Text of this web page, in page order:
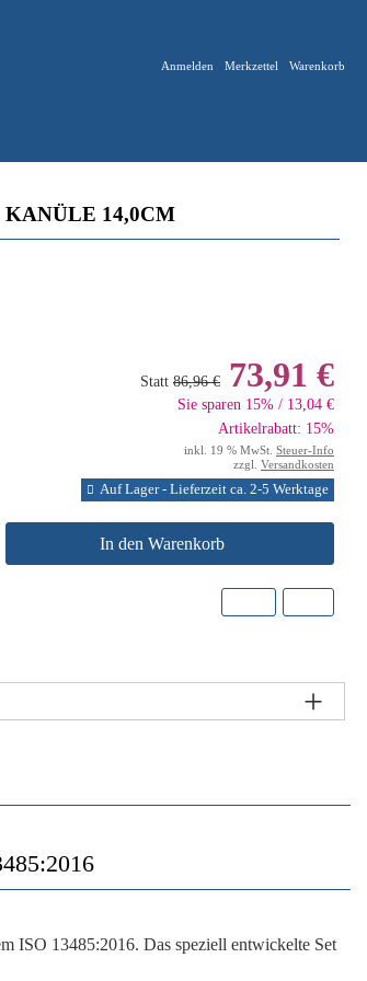
Anmelden Merkzettel Warenkorb
14,0CM
Statt 86,96 € 73,91 €
Sie sparen 15% / 13,04 €
Artikelrabatt: 15%
inkl. 19 % MwSt. Steuer-Info
zzgl. Versandkosten
Auf Lager - Lieferzeit ca. 2-5 Werktage
In den Warenkorb
ISO 13485:2016. Das speziell entwickelte Set